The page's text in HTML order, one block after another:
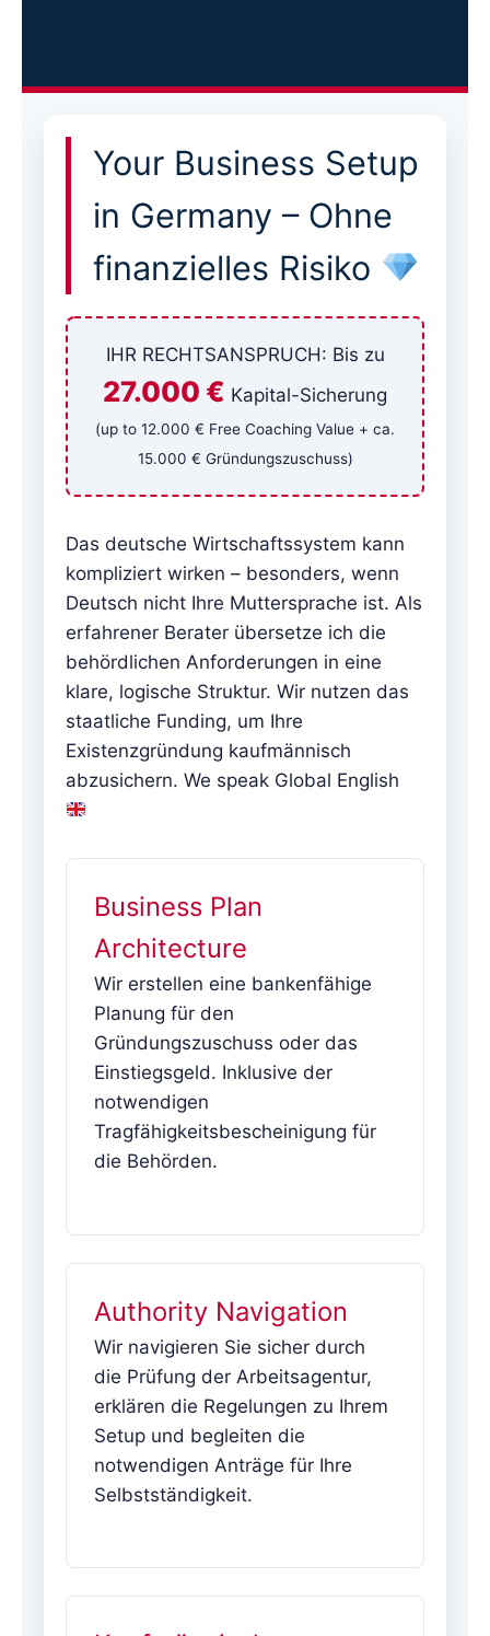
Your Business Setup
in Germany – Ohne
finanzielles Risiko
IHR RECHTSANSPRUCH: Bis zu
27.000 € Kapital-Sicherung
(up to 12.000 € Free Coaching Value + ca.
15.000 € Gründungszuschuss)
Das deutsche Wirtschaftssystem kann
kompliziert wirken – besonders, wenn
Deutsch nicht Ihre Muttersprache ist. Als
erfahrener Berater übersetze ich die
behördlichen Anforderungen in eine
klare, logische Struktur. Wir nutzen das
staatliche Funding, um Ihre
Existenzgründung kaufmännisch
abzusichern. We speak Global English
Business Plan
Architecture
Wir erstellen eine bankenfähige
Planung für den
Gründungszuschuss oder das
Einstiegsgeld. Inklusive der
notwendigen
Tragfähigkeitsbescheinigung für
die Behörden.
Authority Navigation
Wir navigieren Sie sicher durch
die Prüfung der Arbeitsagentur,
erklären die Regelungen zu Ihrem
Setup und begleiten die
notwendigen Anträge für Ihre
Selbstständigkeit.